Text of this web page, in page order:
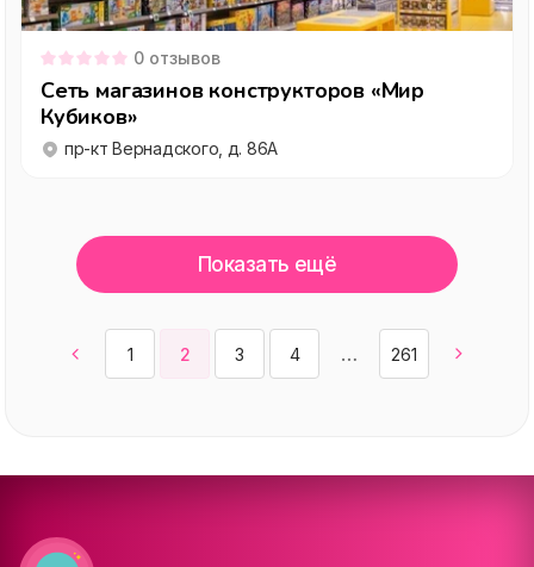
0 отзывов
Сеть магазинов конструкторов «Мир
Кубиков»
пр-кт Вернадского, д. 86А
1 2 3 4 261
Показать ещё